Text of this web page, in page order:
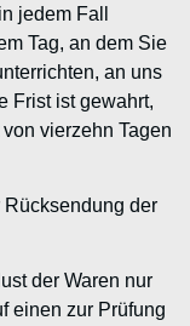
jedem Fall
Tag, an dem Sie
an uns
Frist ist gewahrt,
vierzehn Tagen
der
der Waren nur
einen zur Prüfung